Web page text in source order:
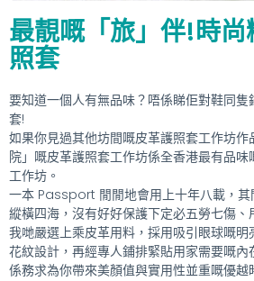
最靚嘅「旅」伴!時
照套
要知道一個人有無品味？唔係睇佢對鞋同
套!
如果你見過其他坊間嘅皮革護照套工作坊
院」嘅皮革護照套工作坊係全香港最有品味
工作坊。
一本 Passport 閒閒地會用上十年八載，其
縱橫四海，沒有好好保護下定必五勞七傷、
我哋嚴選上乘皮革用料，採用吸引眼球嘅
花紋設計，再經專人鋪排緊貼用家需要嘅內
係務求為你帶來美顏值與實用性並重嘅優越